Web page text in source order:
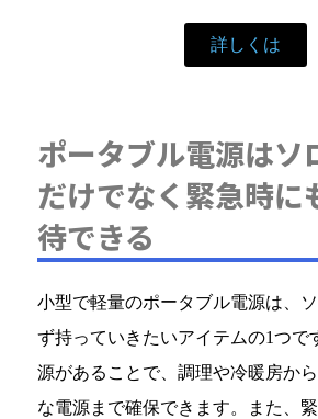
詳しくは
ポータブル電源はソ
だけでなく緊急時に
待できる
小型で軽量のポータブル電源は、
ず持っていきたいアイテムの1つで
源があることで、調理や冷暖房か
な電源まで確保できます。また、